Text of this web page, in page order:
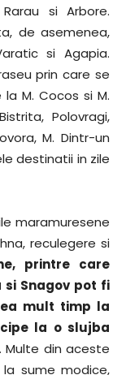
si Arbore.
de asemenea,
si Agapia.
prin care se
M. Cocos si M.
Polovragi,
M. Dintr-un
destinatii in zile
maramuresene
reculegere si
printre care
Snagov pot fi
mult timp la
la o slujba
. Multe din aceste
sume modice,